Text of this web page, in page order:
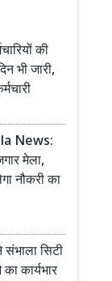
की
भी जारी,
News:
मेला,
नौकरी का
सिटी
कार्यभार